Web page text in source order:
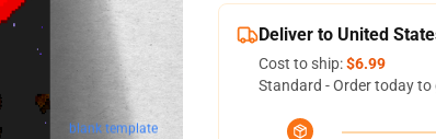
blank template
Deliver to United
Cost to ship:$6.99
Standard - Order today to